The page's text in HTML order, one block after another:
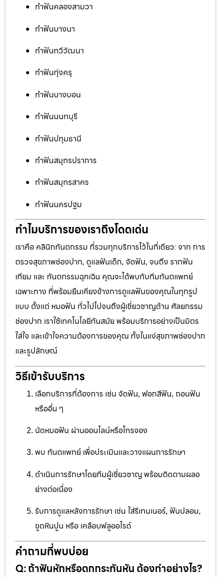
ทำฟันคลองสามวา
ทำฟันบางนา
ทำฟันทวีวัฒนา
ทำฟันทุ่งครุ
ทำฟันบางบอน
ทำฟันนนทบุรี
ทำฟันปทุมธานี
ทำฟันสมุทรปราการ
ทำฟันสมุทรสาคร
ทำฟันนครปฐม
ทำไมบริการของเราถึงโดดเด่น
เราคือ คลินิกทันตกรรม ที่รวมทุกบริการไว้ในที่เดียว: จาก การ
ตรวจสุขภาพช่องปาก, ดูแลฟันเด็ก, จัดฟัน, จนถึง รากฟัน
เทียม และ ทันตกรรมฉุกเฉิน คุณจะได้พบกับทีมทันตแพทย์
เฉพาะทาง ที่พร้อมยืนเคียงข้างการดูแลฟันของคุณในทุกรูป
แบบ ตั้งแต่ หมอฟัน ทั่วไปไปจนถึงผู้เชี่ยวชาญด้าน ศัลยกรรม
ช่องปาก เราใช้เทคโนโลยีทันสมัย พร้อมบริการอย่างเป็นมิตร
ใส่ใจ และเข้าใจความต้องการของคุณ ทั้งในแง่สุขภาพช่องปาก
และรูปลักษณ์
วิธีเข้ารับบริการ
เลือกบริการที่ต้องการ เช่น จัดฟัน, ฟอกสีฟัน, ถอนฟัน
หรืออื่น ๆ
นัดหมอฟัน ผ่านออนไลน์หรือโทรจอง
พบ ทันตแพทย์ เพื่อประเมินและวางแผนการรักษา
ดำเนินการรักษาโดยทีมผู้เชี่ยวชาญ พร้อมติดตามผลอ
ย่างต่อเนื่อง
รับการดูแลหลังการรักษา เช่น ใส่รีเทนเนอร์, ฟันปลอม,
ขูดหินปูน หรือ เคลือบฟลูออไรด์
คำถามที่พบบ่อย
Q: ถ้าฟันหักหรือตกกระทันหัน ต้องทำอย่างไร?